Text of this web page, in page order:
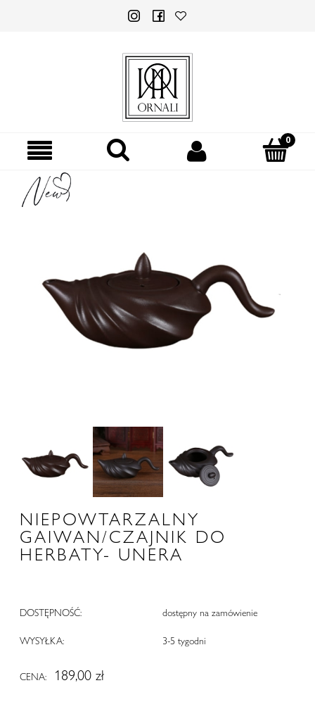
NIEPOWTARZALNY
GAIWAN/CZAJNIK DO
HERBATY- UNERA
DOSTĘPNOŚĆ: dostępny na zamówienie
WYSYŁKA: 3-5 tygodni
CENA: 189,00 zł